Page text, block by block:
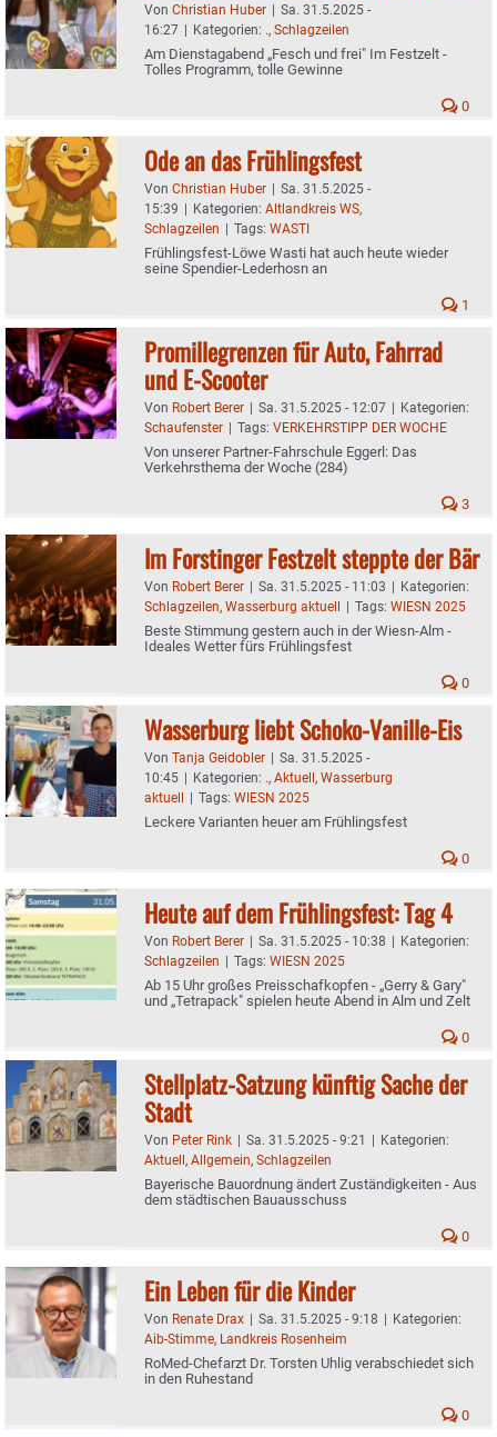
Von Christian Huber | Sa. 31.5.2025 -
16:27 | Kategorien: ., Schlagzeilen
Am Dienstagabend „Fesch und frei" Im Festzelt -
Tolles Programm, tolle Gewinne
0
Ode an das Frühlingsfest
Von Christian Huber | Sa. 31.5.2025 -
15:39 | Kategorien: Altlandkreis WS,
Schlagzeilen | Tags: WASTI
Frühlingsfest-Löwe Wasti hat auch heute wieder
seine Spendier-Lederhosn an
1
Promillegrenzen für Auto, Fahrrad
und E-Scooter
Von Robert Berer | Sa. 31.5.2025 - 12:07 | Kategorien:
Schaufenster | Tags: VERKEHRSTIPP DER WOCHE
Von unserer Partner-Fahrschule Eggerl: Das
Verkehrsthema der Woche (284)
3
Im Forstinger Festzelt steppte der Bär
Von Robert Berer | Sa. 31.5.2025 - 11:03 | Kategorien:
Schlagzeilen, Wasserburg aktuell | Tags: WIESN 2025
Beste Stimmung gestern auch in der Wiesn-Alm -
Ideales Wetter fürs Frühlingsfest
0
Wasserburg liebt Schoko-Vanille-Eis
Von Tanja Geidobler | Sa. 31.5.2025 -
10:45 | Kategorien: ., Aktuell, Wasserburg
aktuell | Tags: WIESN 2025
Leckere Varianten heuer am Frühlingsfest
0
Heute auf dem Frühlingsfest: Tag 4
Von Robert Berer | Sa. 31.5.2025 - 10:38 | Kategorien:
Schlagzeilen | Tags: WIESN 2025
Ab 15 Uhr großes Preisschafkopfen - „Gerry & Gary"
und „Tetrapack" spielen heute Abend in Alm und Zelt
0
Stellplatz-Satzung künftig Sache der
Stadt
Von Peter Rink | Sa. 31.5.2025 - 9:21 | Kategorien:
Aktuell, Allgemein, Schlagzeilen
Bayerische Bauordnung ändert Zuständigkeiten - Aus
dem städtischen Bauausschuss
0
Ein Leben für die Kinder
Von Renate Drax | Sa. 31.5.2025 - 9:18 | Kategorien:
Aib-Stimme, Landkreis Rosenheim
RoMed-Chefarzt Dr. Torsten Uhlig verabschiedet sich
in den Ruhestand
0